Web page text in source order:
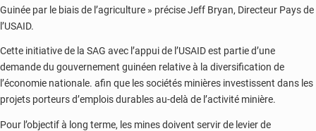
Guinée par le biais de l’agriculture » précise Jeff Bryan, Directeur Pays de
l’USAID.
Cette initiative de la SAG avec l’appui de l’USAID est partie d’une
demande du gouvernement guinéen relative à la diversification de
l’économie nationale. afin que les sociétés minières investissent dans les
projets porteurs d’emplois durables au-delà de l’activité minière.
Pour l’objectif à long terme, les mines doivent servir de levier de